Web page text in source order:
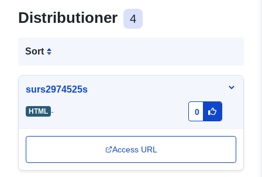
Distributioner 4
Sort
surs2974525s
HTML - 0
Access URL